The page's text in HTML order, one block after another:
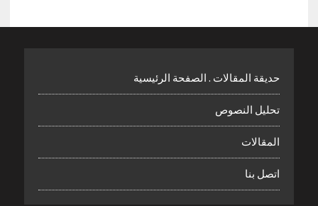
حديقة المقالات . الصفحة الرئيسية
تحليل النصوص
المقالات
اتصل بنا